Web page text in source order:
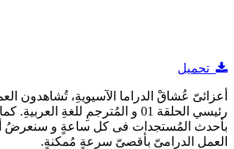
تحميل
أعزائىّ عُشاقْ الدراما الآسيويةِ، تُشاهدون
رئيسي الحلقة 01 و المُترجمِ للغةِ
بأحدث المُستجدات فى كل ساعةٍ و سنعرضُ
العمل الدرامىّ بأقصىّ سرعةٍ مُمكنةٍ.